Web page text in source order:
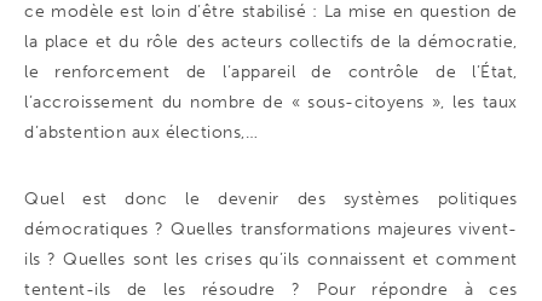
ce modèle est loin d’être stabilisé : La mise en question de
la place et du rôle des acteurs collectifs de la démocratie,
le renforcement de l’appareil de contrôle de l’État,
l’accroissement du nombre de « sous-citoyens », les taux
d’abstention aux élections,…
Quel est donc le devenir des systèmes politiques
démocratiques ? Quelles transformations majeures vivent-
ils ? Quelles sont les crises qu’ils connaissent et comment
tentent-ils de les résoudre ? Pour répondre à ces